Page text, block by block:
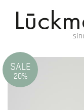
SALE
20%